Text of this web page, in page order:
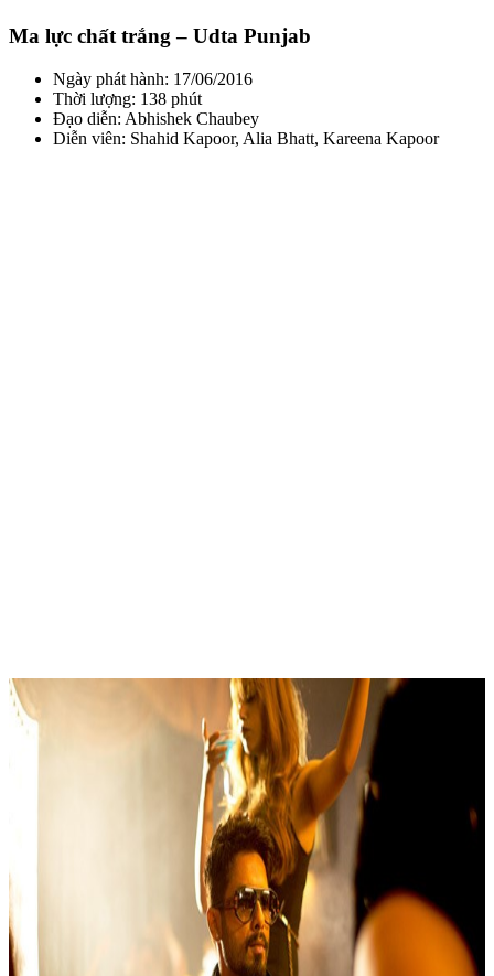
Ma lực chất trắng – Udta Punjab
Ngày phát hành: 17/06/2016
Thời lượng: 138 phút
Đạo diễn: Abhishek Chaubey
Diễn viên: Shahid Kapoor, Alia Bhatt, Kareena Kapoor